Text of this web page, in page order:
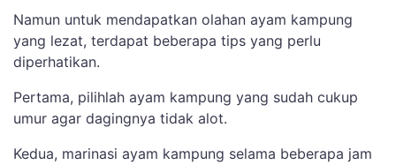
Namun untuk mendapatkan olahan ayam kampung
yang lezat, terdapat beberapa tips yang perlu
diperhatikan.
Pertama, pilihlah ayam kampung yang sudah cukup
umur agar dagingnya tidak alot.
Kedua, marinasi ayam kampung selama beberapa jam